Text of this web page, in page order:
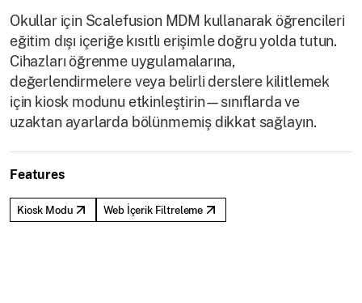
Okullar için Scalefusion MDM kullanarak öğrencileri
eğitim dışı içeriğe kısıtlı erişimle doğru yolda tutun.
Cihazları öğrenme uygulamalarına,
değerlendirmelere veya belirli derslere kilitlemek
için kiosk modunu etkinleştirin—sınıflarda ve
uzaktan ayarlarda bölünmemiş dikkat sağlayın.
Features
Kiosk Modu Web İçerik Filtreleme